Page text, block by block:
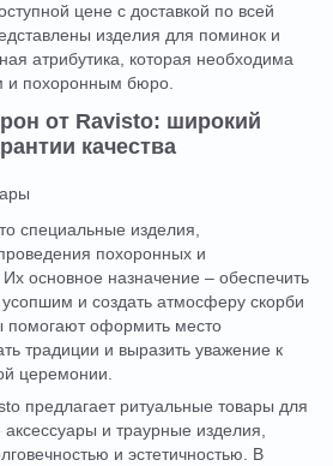
цене с доставкой по всей
изделия для поминок и
атрибутика, которая необходима
и похоронным бюро.
от Ravisto: широкий
качества
специальные изделия,
похоронных и
основное назначение – обеспечить
и создать атмосферу скорби
помогают оформить место
традиции и выразить уважение к
церемонии.
предлагает ритуальные товары для
и траурные изделия,
и эстетичностью. В